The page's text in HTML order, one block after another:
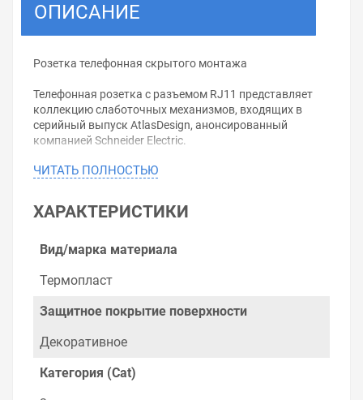
ОПИСАНИЕ
Розетка телефонная скрытого монтажа
Телефонная розетка с разъемом RJ11 представляет
коллекцию слаботочных механизмов, входящих в
серийный выпуск AtlasDesign, анонсированный
компанией Schneider Electric.
Изделие выполнено в строгом экстерьерном дизайне.
накладку светло-коричневого цвета (мокко).
Материал – унифицированный полимер, относящийся
стойкий.
высокой степенью электрической проводимости.
обеспечивается надежными винтовыми зажимами.
Конструкция телефонной розетки предполагает
каркасные перегородки с листовым покрытием.
ЧИТАТЬ ПОЛНОСТЬЮ
ХАРАКТЕРИСТИКИ
Вид/марка материала
Термопласт
Защитное покрытие поверхности
Декоративное
Категория (Cat)